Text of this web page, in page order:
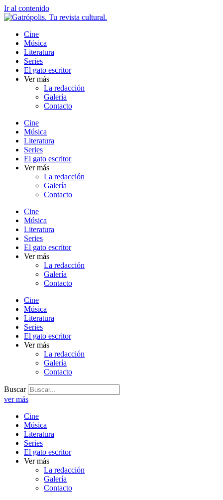
Ir al contenido
Cine
Música
Literatura
Series
El gato escritor
Ver más
La redacción
Galería
Contacto
Cine
Música
Literatura
Series
El gato escritor
Ver más
La redacción
Galería
Contacto
Cine
Música
Literatura
Series
El gato escritor
Ver más
La redacción
Galería
Contacto
Cine
Música
Literatura
Series
El gato escritor
Ver más
La redacción
Galería
Contacto
Buscar
ver más
Cine
Música
Literatura
Series
El gato escritor
Ver más
La redacción
Galería
Contacto